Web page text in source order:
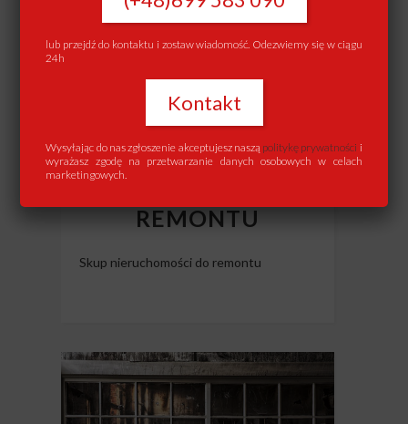
SKUP MIESZKAŃ DO
REMONTU
Skup nieruchomości do remontu
lub przejdź do kontaktu i zostaw wiadomość. Odezwiemy się w ciągu
24h
Kontakt
Wysyłając do nas zgłoszenie akceptujesz naszą politykę prywatności i
wyrażasz zgodę na przetwarzanie danych osobowych w celach
marketingowych.